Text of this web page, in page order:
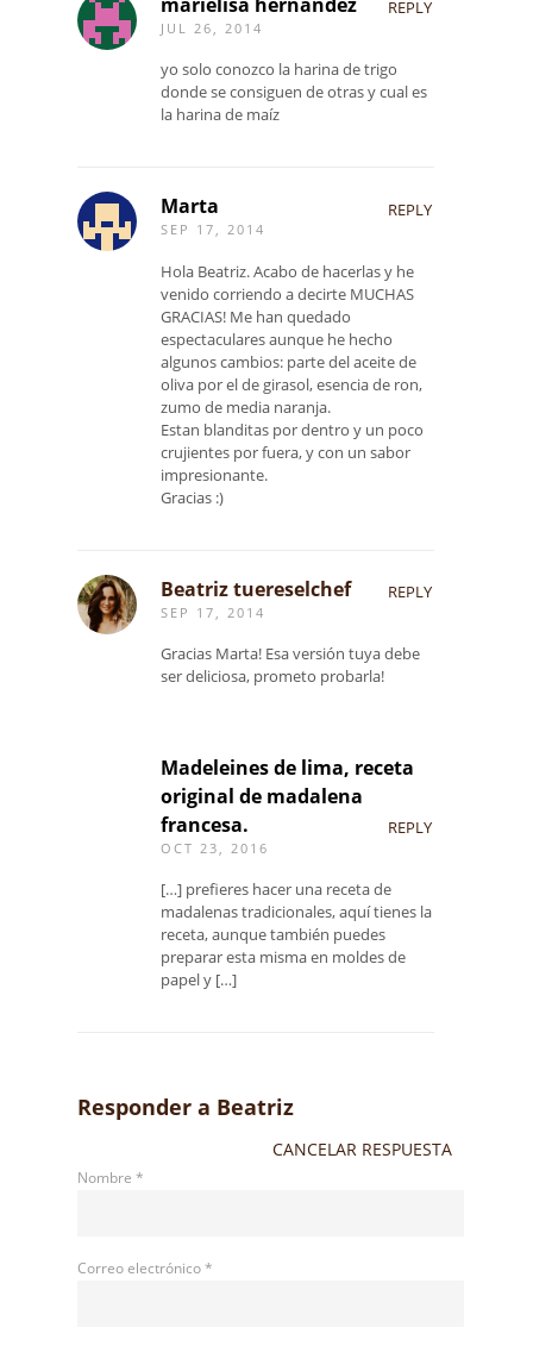
JUL 26, 2014
REPLY
yo solo conozco la harina de trigo
donde se consiguen de otras y cual es
la harina de maíz
Marta
SEP 17, 2014
REPLY
Hola Beatriz. Acabo de hacerlas y he
venido corriendo a decirte MUCHAS
GRACIAS! Me han quedado
espectaculares aunque he hecho
algunos cambios: parte del aceite de
oliva por el de girasol, esencia de ron,
zumo de media naranja.
Estan blanditas por dentro y un poco
crujientes por fuera, y con un sabor
impresionante.
Gracias :)
Beatriz tuereselchef
SEP 17, 2014
REPLY
Gracias Marta! Esa versión tuya debe
ser deliciosa, prometo probarla!
Madeleines de lima, receta
original de madalena
francesa.
OCT 23, 2016
REPLY
[…] prefieres hacer una receta de
madalenas tradicionales, aquí tienes la
receta, aunque también puedes
preparar esta misma en moldes de
papel y […]
Responder a Beatriz
CANCELAR RESPUESTA
Nombre *
Correo electrónico*